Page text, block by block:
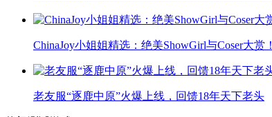
ChinaJoy小姐姐精选：绝美ShowGirl与Coser大赏！
老友服“逐鹿中原”火爆上线，回馈18年天下老头